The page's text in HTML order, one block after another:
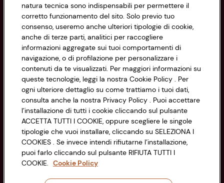
Privacy Policy
Cookie Policy
Impostazioni Cookie
Accessibilità
CONAD SOCIETÀ COOPERATIVA
Via Michelino, 59 | 40127 BOLOGNA
Codice Fiscale e Registro Imprese
di Bologna 00865960157
PARTITA IVA 03320960374
Servizio clienti
Seguici sui Social:
natura tecnica sono indispensabili per permettere il
corretto funzionamento del sito. Solo previo tuo
consenso, useremo anche ulteriori tipologie di cookie,
anche di terze parti, analitici per raccogliere
informazioni aggregate sui tuoi comportamenti di
navigazione, o di profilazione per personalizzare i
contenuti da te visualizzati. Per maggiori informazioni su
queste tecnologie, leggi la nostra Cookie Policy . Per
ogni ulteriore dettaglio su come trattiamo i tuoi dati,
consulta anche la nostra Privacy Policy . Puoi accettare
l’installazione di tutti i cookie cliccando sul pulsante
ACCETTA TUTTI I COOKIE, oppure scegliere le singole
tipologie che vuoi installare, cliccando su SELEZIONA I
COOKIES . Se invece intendi rifiutarne l’installazione,
puoi farlo cliccando sul pulsante RIFIUTA TUTTI I
COOKIE. Cookie Policy